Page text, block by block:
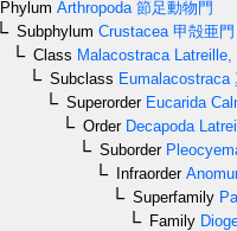
Phylum Arthropoda 節足動物門
Subphylum Crustacea 甲殻亜門
Class Malacostraca Latreille,
Subclass Eumalacostraca
SuperorderEucarida
OrderDecapoda
Suborder
Infraorder
Superfamily
Family